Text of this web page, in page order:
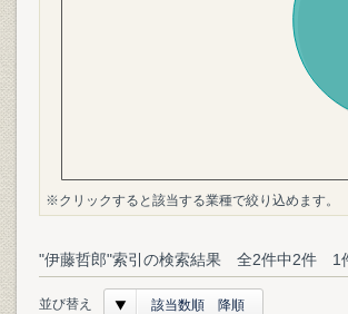
※クリックすると該当する業種で絞り込めます。
"伊藤哲郎"索引の検索結果 全2件中2件 1
並び替え 該当数順 降順